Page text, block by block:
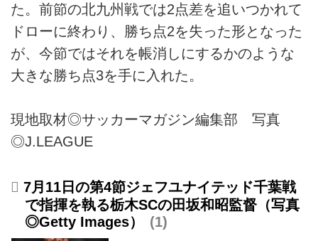
た。前節の北九州戦では2点差を追いつかれて
ドローに終わり、勝ち点2を失った形となった
が、今節ではそれを帳消しにするかのような
大きな勝ち点3を手に入れた。
現地取材◎サッカーマガジン編集部 写真
◎J.LEAGUE
7月11日の第4節ジェフユナイテッド千葉戦
で指揮を執る栃木SCの田坂和昭監督（写真
◎Getty Images）
1